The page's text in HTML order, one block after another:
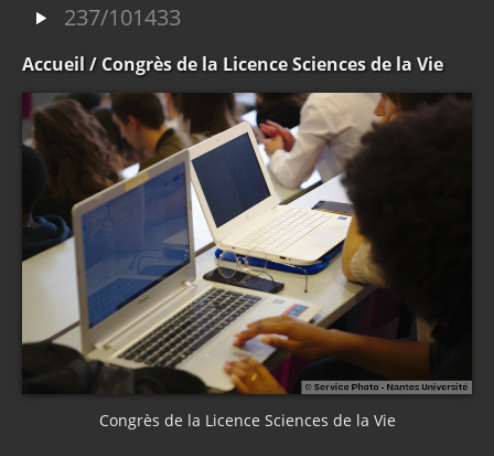
237/101433
Accueil / Congrès de la Licence Sciences de la Vie
Congrès de la Licence Sciences de la Vie